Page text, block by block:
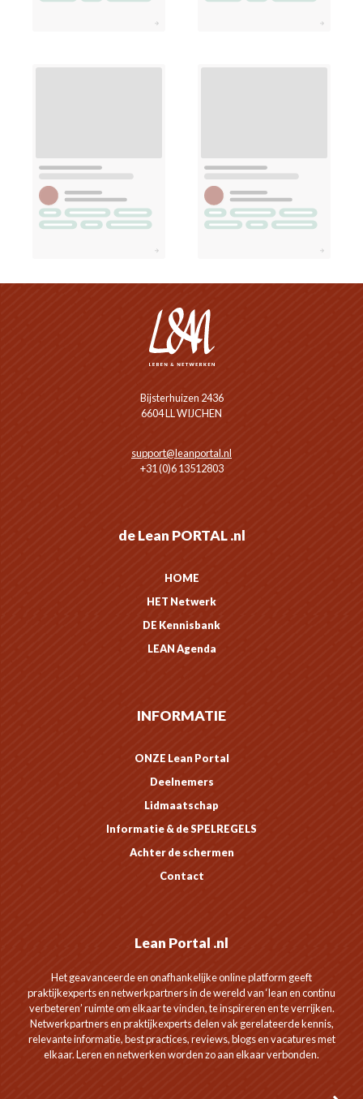
Bijsterhuizen 2436
6604 LL WIJCHEN
support@leanportal.nl
+31 (0)6 13512803
de Lean PORTAL .nl
HOME
HET Netwerk
DE Kennisbank
LEAN Agenda
INFORMATIE
ONZE Lean Portal
Deelnemers
Lidmaatschap
Informatie & de SPELREGELS
Achter de schermen
Contact
Lean Portal .nl
Het geavanceerde en onafhankelijke online platform geeft
praktijkexperts en netwerkpartners in de wereld van ‘lean en continu
verbeteren’ ruimte om elkaar te vinden, te inspireren en te verrijken.
Netwerkpartners en praktijkexperts delen vak gerelateerde kennis,
relevante informatie, best practices, reviews, blogs en vacatures met
elkaar. Leren en netwerken worden zo aan elkaar verbonden.